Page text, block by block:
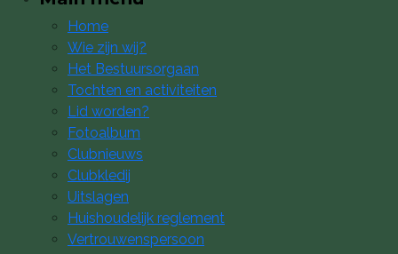
Home
Wie zijn wij?
Het Bestuursorgaan
Tochten en activiteiten
Lid worden?
Fotoalbum
Clubnieuws
Clubkledij
Uitslagen
Huishoudelijk reglement
Vertrouwenspersoon